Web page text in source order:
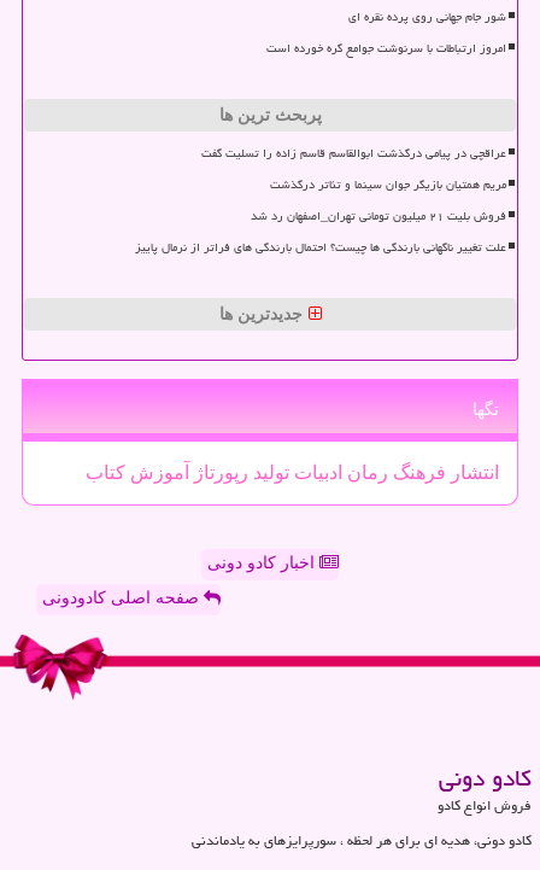
شور جام جهانی روی پرده نقره ای
امروز ارتباطات با سرنوشت جوامع گره خورده است
پربحث ترین ها
عراقچی در پیامی درگذشت ابوالقاسم قاسم زاده را تسلیت گفت
مریم همتیان بازیگر جوان سینما و تئاتر درگذشت
فروش بلیت ۲۱ میلیون تومانی تهران_اصفهان رد شد
علت تغییر ناگهانی بارندگی ها چیست؟ احتمال بارندگی های فراتر از نرمال پاییز
جدیدترین ها
تگها
انتشار فرهنگ رمان ادبیات تولید رپورتاژ آموزش كتاب
اخبار کادو دونی
صفحه اصلی کادودونی
كادو دونی
فروش انواع کادو
کادو دونی، هدیه ای برای هر لحظه ، سورپرایزهای به یادماندنی